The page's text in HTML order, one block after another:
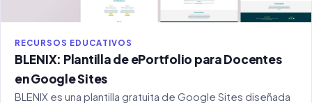
RECURSOS EDUCATIVOS
BLENIX: Plantilla de ePortfolio para Docentes
en Google Sites
BLENIX es una plantilla gratuita de Google Sites diseñada